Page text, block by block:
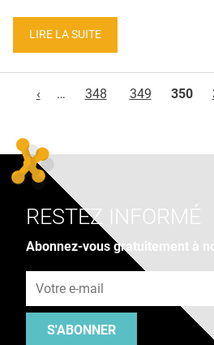
LIRE LA SUITE
‹
… 348 349 350
RESTEZ INFORMÉ
Abonnez-vous gratuitement à
S'ABONNER